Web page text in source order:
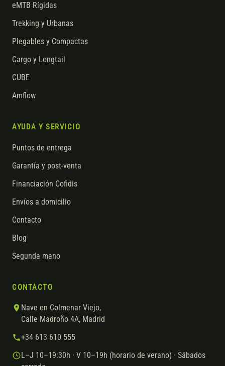
eMTB Rígidas
Trekking y Urbanas
Plegables y Compactas
Cargo y Longtail
CUBE
Amflow
AYUDA Y SERVICIO
Puntos de entrega
Garantía y post-venta
Financiación Cofidis
Envíos a domicilio
Contacto
Blog
Segunda mano
CONTACTO
Nave en Colmenar Viejo,
Calle Madroño 4A, Madrid
+34 613 610 555
L–J 10–19:30h · V 10–19h (horario de verano) · Sábados